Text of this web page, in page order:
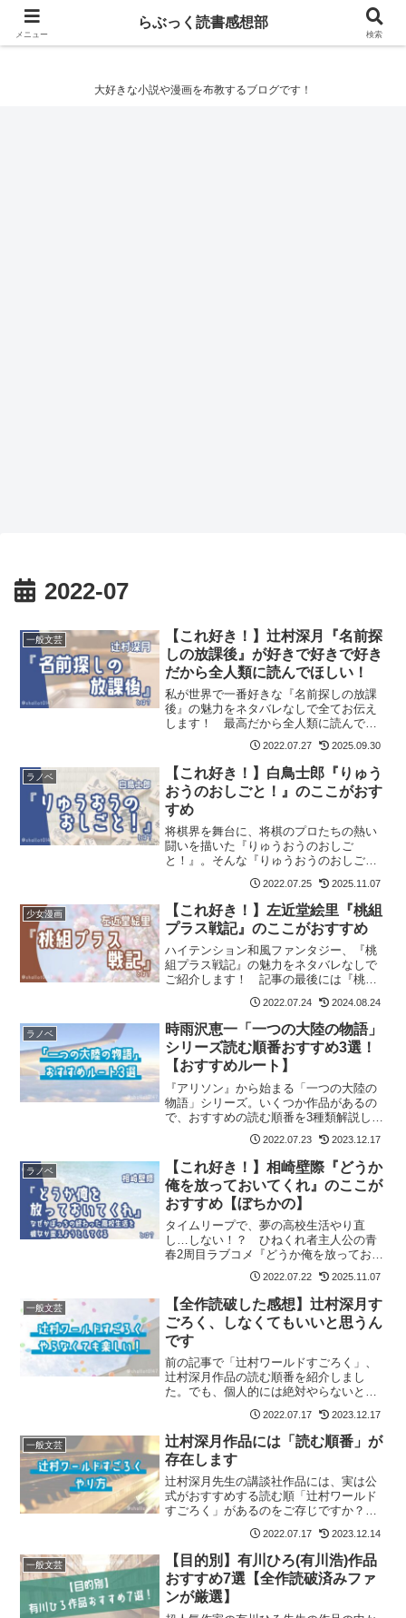
らぶっく読書感想部
大好きな小説や漫画を布教するブログです！
2022-07
一般文芸
【これ好き！】辻村深月『名前探
しの放課後』が好きで好きで好き
だから全人類に読んでほしい！
私が世界で一番好きな『名前探しの放課
後』の魅力をネタバレなしで全てお伝え
します！ 最高だから全人類に読んでほ
しい！ 記事の最後には『名前探しの放
課後』が気に入った方におすすめの作品
も紹介しています。
2022.07.27 2025.09.30
ラノベ
【これ好き！】白鳥士郎『りゅう
おうのおしごと！』のここがおす
すめ
将棋界を舞台に、将棋のプロたちの熱い
闘いを描いた『りゅうおうのおしご
と！』。そんな『りゅうおうのおしご
と！』の魅力をネタバレなしでお伝えし
ます。記事の最後には『りゅうおうのお
しごと！』が気に入った方におすすめの
作品も紹介しています。
2022.07.25 2025.11.07
少女漫画
【これ好き！】左近堂絵里『桃組
プラス戦記』のここがおすすめ
ハイテンション和風ファンタジー、『桃
組プラス戦記』の魅力をネタバレなしで
ご紹介します！ 記事の最後には『桃組
プラス戦記』が気に入った方におすすめ
の作品も紹介しています。
2022.07.24 2024.08.24
ラノベ
時雨沢恵一「一つの大陸の物語」
シリーズ読む順番おすすめ3選！
【おすすめルート】
『アリソン』から始まる「一つの大陸の
物語」シリーズ。いくつか作品があるの
で、おすすめの読む順番を3種類解説しま
2022.07.23 2023.12.17
ラノベ
【これ好き！】相崎壁際『どうか
俺を放っておいてくれ』のここが
おすすめ【ぼちかの】
タイムリープで、夢の高校生活やり直
し…しない！？ ひねくれ者主人公の青
春2周目ラブコメ『どうか俺を放っておい
てくれ』（ぼちかの）の魅力をネタバレ
なしでご紹介します！ 記事の最後には
「ぼちかの」が気に入った方におすすめ
の作品も紹介しています。
2022.07.22 2025.11.07
一般文芸
【全作読破した感想】辻村深月す
ごろく、しなくてもいいと思うん
です
前の記事で「辻村ワールドすごろく」、
辻村深月作品の読む順番を紹介しまし
た。でも、個人的には絶対やらないとい
けない…とは思っていなくて。今回はそ
の話をしたいと思います。
2022.07.17 2023.12.17
一般文芸
辻村深月作品には「読む順番」が
存在します
辻村深月先生の講談社作品には、実は公
式がおすすめする読む順「辻村ワールド
すごろく」があるのをご存じですか？
この記事ではその「辻村ワールドすごろ
く」について詳しく説明します！
2022.07.17 2023.12.14
一般文芸
【目的別】有川ひろ(有川浩)作品
おすすめ7選【全作読破済みファ
ンが厳選】
メニュー
らぶっく読書感想部
検索